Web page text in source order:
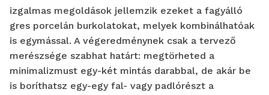
izgalmas megoldások jellemzik ezeket a fagyálló
gres porcelán burkolatokat, melyek kombinálhatóak
is egymással. A végeredménynek csak a tervező
merészsége szabhat határt: megtörheted a
minimalizmust egy-két mintás darabbal, de akár be
is boríthatsz egy-egy fal- vagy padlórészt a